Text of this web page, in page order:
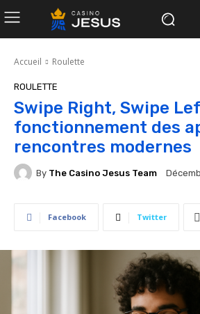
Accueil Roulette
ROULETTE
Swipe Right, Swipe
fonctionnement des
rencontres modernes
By The Casino Jesus Team
Facebook Twitter